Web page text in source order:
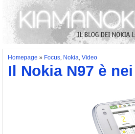
Homepage » Focus, Nokia, Video
Il Nokia N97 è